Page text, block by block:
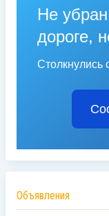
Не
дороге,
Столкнулись
Объявления